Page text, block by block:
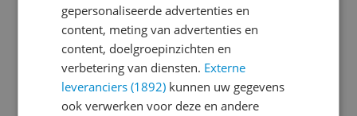
Klein
Betrouwbaar
2 standen: voor hoofd en tot 100 graden
Ja, ik beveel dit product aan
gepersonaliseerde advertenties en
content, meting van advertenties en
content, doelgroepinzichten en
verbetering van diensten. Externe
leveranciers (1892) kunnen uw gegevens
ook verwerken voor deze en andere